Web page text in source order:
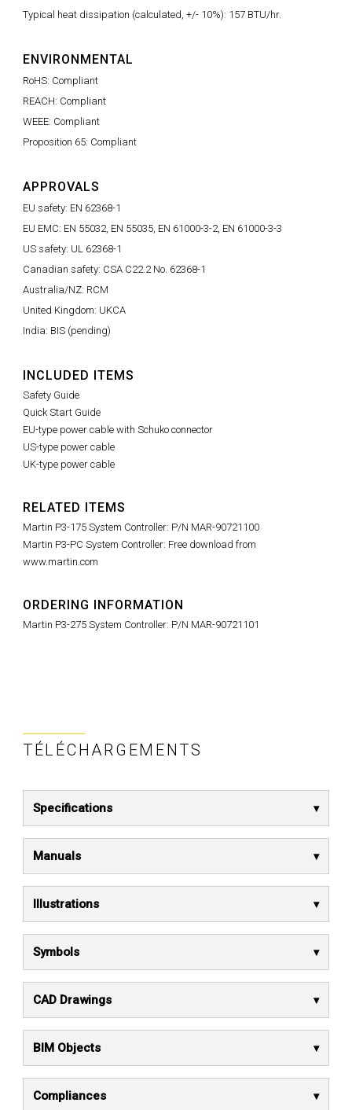
Typical heat dissipation (calculated, +/- 10%): 157 BTU/hr.
ENVIRONMENTAL
RoHS: Compliant
REACH: Compliant
WEEE: Compliant
Proposition 65: Compliant
APPROVALS
EU safety: EN 62368-1
EU EMC: EN 55032, EN 55035, EN 61000-3-2, EN 61000-3-3
US safety: UL 62368-1
Canadian safety: CSA C22.2 No. 62368-1
Australia/NZ: RCM
United Kingdom: UKCA
India: BIS (pending)
INCLUDED ITEMS
Safety Guide
Quick Start Guide
EU-type power cable with Schuko connector
US-type power cable
UK-type power cable
RELATED ITEMS
Martin P3-175 System Controller: P/N MAR-90721100
Martin P3-PC System Controller: Free download from
www.martin.com
ORDERING INFORMATION
Martin P3-275 System Controller: P/N MAR-90721101
TÉLÉCHARGEMENTS
Specifications
Manuals
Illustrations
Symbols
CAD Drawings
BIM Objects
Compliances